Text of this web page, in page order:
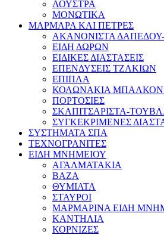
ΛΟΥΣΤΡΑ
ΜΟΝΩΤΙΚΑ
ΜΑΡΜΑΡΑ ΚΑΙ ΠΕΤΡΕΣ
ΑΚΑΝΟΝΙΣΤΑ
ΕΙΔΗ ΔΩΡΩΝ
ΕΙΔΙΚΕΣ ΔΙΑΣΤΑΣΕΙΣ
ΕΠΕΝΔΥΣΕΙΣ ΤΖΑΚΙΩΝ
ΕΠΙΠΛΑ
ΚΟΛΩΝΑΚΙΑ
ΠΟΡΤΟΣΙΕΣ
ΣΚΑΠΙΤΣΑΡΙΣΤΑ-
ΣΥΓΚΕΚΡΙΜΕΝΕΣ
ΣΥΣΤΗΜΑΤΑ ΣΠΑ
ΤΕΧΝΟΓΡΑΝΙΤΕΣ
ΕΙΔΗ ΜΝΗΜΕΙΟΥ
ΑΓΑΛΜΑΤΑΚΙΑ
ΒΑΖΑ
ΘΥΜΙΑΤΑ
ΣΤΑΥΡΟΙ
ΜΑΡΜΑΡΙΝΑ ΕΙΔΗ
ΚΑΝΤΗΛΙΑ
ΚΟΡΝΙΖΕΣ